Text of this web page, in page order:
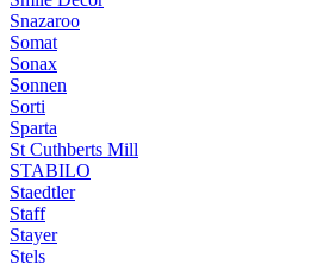
Snazaroo
Somat
Sonax
Sonnen
Sorti
Sparta
St Cuthberts Mill
STABILO
Staedtler
Staff
Stayer
Stels